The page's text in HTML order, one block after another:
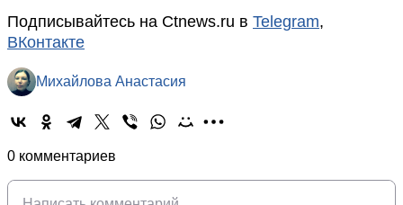
Подписывайтесь на Ctnews.ru в Telegram,
ВКонтакте
Михайлова Анастасия
0 комментариев